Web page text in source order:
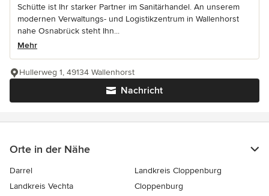
Schütte ist Ihr starker Partner im Sanitärhandel. An unserem
modernen Verwaltungs- und Logistikzentrum in Wallenhorst
nahe Osnabrück steht Ihn...
Mehr
Nachricht
Hullerweg 1, 49134 Wallenhorst
Orte in der Nähe
Darrel
Landkreis Cloppenburg
Landkreis Vechta
Cloppenburg